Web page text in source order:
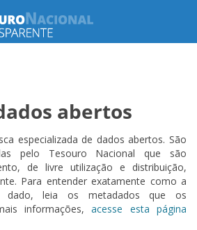
abertos
especializada de dados abertos. São
pelo Tesouro Nacional que são
de livre utilização e distribuição,
Para entender exatamente como a
dado, leia os metadados que os
informações,acesse esta página